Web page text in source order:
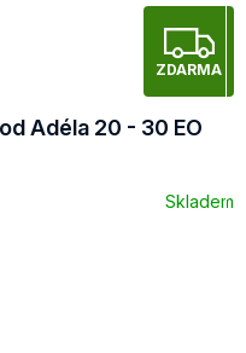
Z
R
ZDARMA
Adéla 20 - 30 EO
Skladem